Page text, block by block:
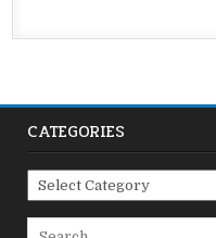
CATEGORIES
Categories